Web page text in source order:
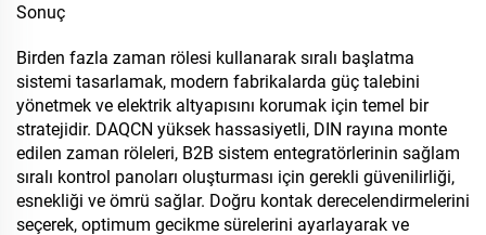
Sonuç
Birden fazla zaman rölesi kullanarak sıralı başlatma
sistemi tasarlamak, modern fabrikalarda güç talebini
yönetmek ve elektrik altyapısını korumak için temel bir
stratejidir. DAQCN yüksek hassasiyetli, DIN rayına monte
edilen zaman röleleri, B2B sistem entegratörlerinin sağlam
sıralı kontrol panoları oluşturması için gerekli güvenilirliği,
esnekliği ve ömrü sağlar. Doğru kontak derecelendirmelerini
seçerek, optimum gecikme sürelerini ayarlayarak ve